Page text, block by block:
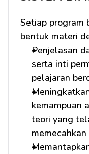
Setiap program
bentuk materi
Penjelasan
serta inti
pelajaran
kemampuan
teori yang